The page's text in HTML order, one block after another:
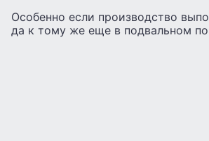
Особенно если производство
да к тому же еще в подвальном